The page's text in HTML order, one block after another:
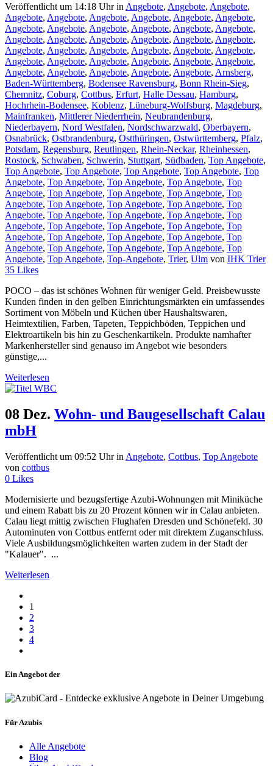
Veröffentlicht um 14:18 Uhrin Angebote, Angebote, Angebote,
Angebote, Angebote, Angebote, Angebote, Angebote, Angebote,
Angebote, Angebote, Angebote, Angebote, Angebote, Angebote,
Angebote, Angebote, Angebote, Angebote, Angebote, Angebote,
Angebote, Angebote, Angebote, Angebote, Angebote, Angebote,
Angebote, Angebote, Angebote, Angebote, Angebote, Angebote,
Angebote, Angebote, Angebote, Angebote, Angebote, Arnsberg,
Baden-Württemberg, Bodensee Ravensburg, Bonn Rhein-Sieg,
Chemnitz, Coburg, Cottbus, Erfurt, Halle Dessau, Hamburg,
Hochrhein-Bodensee, Koblenz, Lüneburg-Wolfsburg, Magdeburg,
Mainfranken, Mittlerer Niederrhein, Neubrandenburg,
Niederbayern, Nord Westfalen, Nordschwarzwald, Oberbayern,
Osnabrück, Ostbrandenburg, Ostthüringen, Ostwürttemberg, Pfalz,
Potsdam, Regensburg, Reutlingen, Rhein-Neckar, Rheinhessen,
Rostock, Schwaben, Schwerin, Stuttgart, Südbaden, Top Angebote,
Top Angebote, Top Angebote, Top Angebote, Top Angebote, Top
Angebote, Top Angebote, Top Angebote, Top Angebote, Top
Angebote, Top Angebote, Top Angebote, Top Angebote, Top
Angebote, Top Angebote, Top Angebote, Top Angebote, Top
Angebote, Top Angebote, Top Angebote, Top Angebote, Top
Angebote, Top Angebote, Top Angebote, Top Angebote, Top
Angebote, Top Angebote, Top Angebote, Top Angebote, Top
Angebote, Top Angebote, Top Angebote, Top Angebote, Top
Angebote, Top Angebote, Top-Angebote, Trier, Ulm von IHK Trier
35 Likes
POCO – das ist schönes Wohnen für weniger Geld. Preisbewusste
Kunden finden in den gelben Einrichtungsmärkten ein umfassendes
Sortiment von Möbeln und Küchen über Haushaltswaren,
Heimtextilien, Farben, Tapeten, Teppichböden, Teppichen und
Elektroartikeln bis hin zu Geschenkartikeln. Produkte namhafter
Markenhersteller sind genauso im Angebot wie besonders
günstige,...
Weiterlesen
08 Dez. Wohn- und Baugesellschaft Calau
mbH
Veröffentlicht um 09:52 Uhrin Angebote, Cottbus, Top Angebote
von cottbus
0 Likes
Modernisierte und bezugsfertige Azubi-Wohnungen mit Miniküche
und einem Rabatt bis zu 20 Prozent können wir in Calau anbieten.
Calau liegt mittig zwischen Flughafen Dresden und Schönefeld. 30
Autominuten von Cottbus entfernt oder mit direktem Zuganschluss.
Viele Ausbildungsmöglichkeiten warten zudem in der Stadt der
"Kalauer". ...
Weiterlesen
1
2
3
4
Ein Angebot der
Für Azubis
Alle Angebote
Blog